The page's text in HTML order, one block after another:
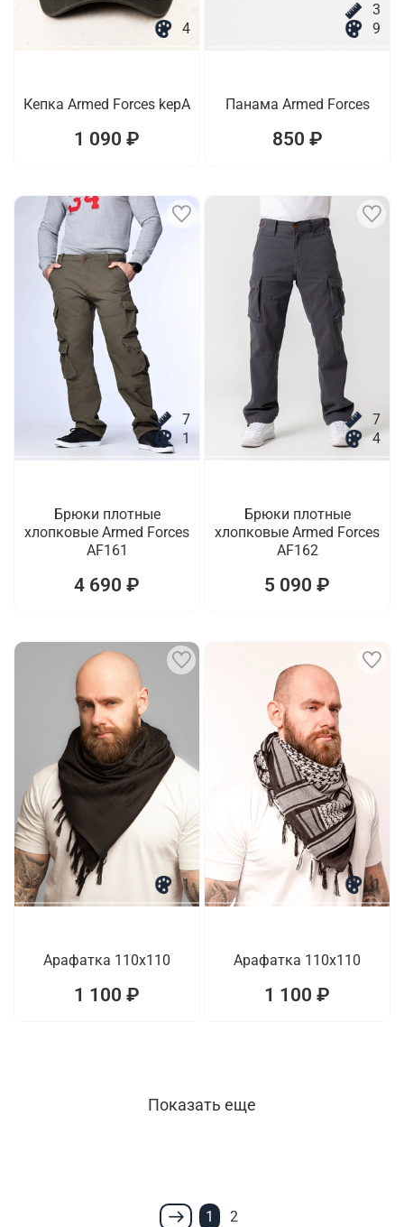
4
Кепка Armed Forces kepA
1 090 ₽
3
9
Панама Armed Forces
850 ₽
7
1
Брюки плотные
хлопковые Armed Forces
AF161
4 690 ₽
7
4
Брюки плотные
хлопковые Armed Forces
AF162
5 090 ₽
1
Арафатка 110x110
1 100 ₽
1
Арафатка 110x110
1 100 ₽
Показать еще
1 2